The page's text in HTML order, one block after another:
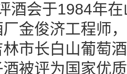
酒会于1984年
金俊济工程师
市长白山葡萄
被评为国家优